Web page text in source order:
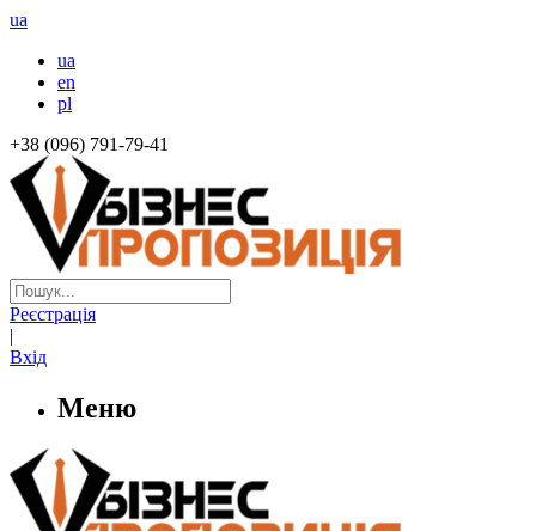
ua
ua
en
pl
+38 (096) 791-79-41
Реєстрація
|
Вхід
Меню